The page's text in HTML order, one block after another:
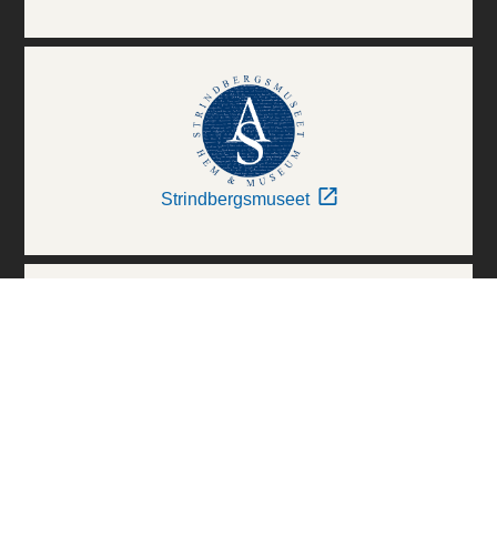
Strindbergsmuseet